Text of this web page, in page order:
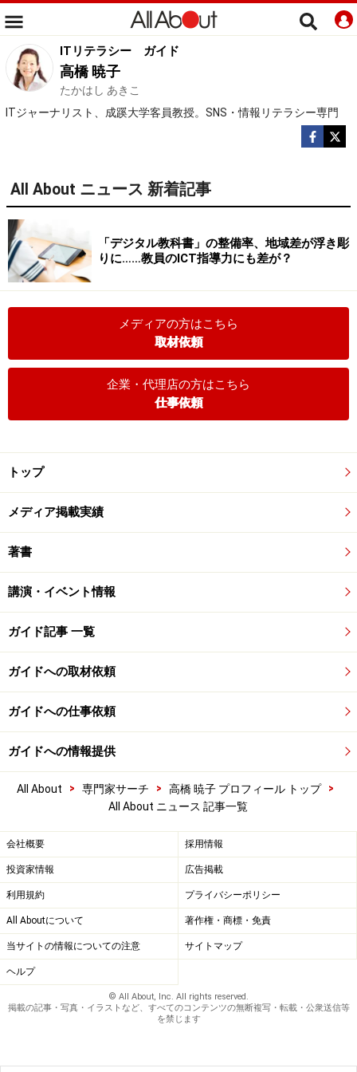
ITリテラシー ガイド
高橋 暁子
たかはし あきこ
ITジャーナリスト、成蹊大学客員教授。SNS・情報リテラシー専門
All About ニュース 新着記事
「デジタル教科書」の整備率、地域差が浮き彫
りに……教員のICT指導力にも差が？
メディアの方はこちら
取材依頼
企業・代理店の方はこちら
仕事依頼
トップ
メディア掲載実績
著書
講演・イベント情報
ガイド記事 一覧
ガイドへの取材依頼
ガイドへの仕事依頼
ガイドへの情報提供
All About > 専門家サーチ > 高橋 暁子 プロフィール トップ
>
All About ニュース 記事一覧
会社概要 採用情報
投資家情報 広告掲載
利用規約 プライバシーポリシー
All Aboutについて 著作権・商標・免責
当サイトの情報についての注意 サイトマップ
ヘルプ
© All About, Inc. All rights reserved.
掲載の記事・写真・イラストなど、すべてのコンテンツの無断複写・転載・公衆送信等
を禁じます